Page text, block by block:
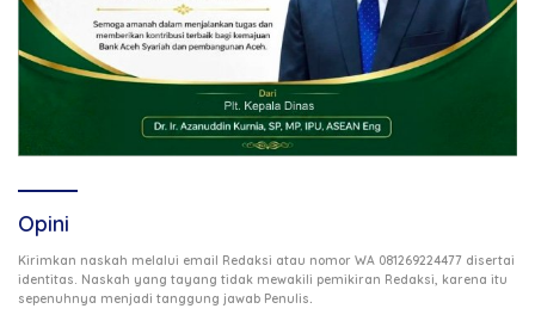
Opini
Kirimkan naskah melalui email Redaksi atau nomor WA 081269224477 disertai
identitas. Naskah yang tayang tidak mewakili pemikiran Redaksi, karena itu
sepenuhnya menjadi tanggung jawab Penulis